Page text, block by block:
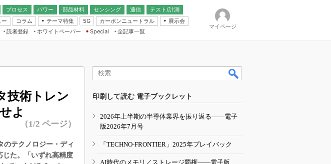
プロセス パワー 部品材料 センシング
通信
無線
テスト/計測
ー コラム
テーマ特集
）
EDN
5G カーボンニュートラル
展示会
IoT・エッジコンピューティング
EXPO
TECHNO-FRONTIER
人とくるま展
読者登録 ホワイトペーパー
Special
全記事一覧
マイページ
技術トレン
よ
（1/2 ページ）
のテクノロジー・ディ
じた。「いずれ高精度
印刷して読む 電子ブックレット
2026年上半期の半導体業界を振り返る――電子
版2026年7月号
「TECHNO-FRONTIER」2025年プレイバック
AI時代のメモリ／ストレージ覇権――電子版